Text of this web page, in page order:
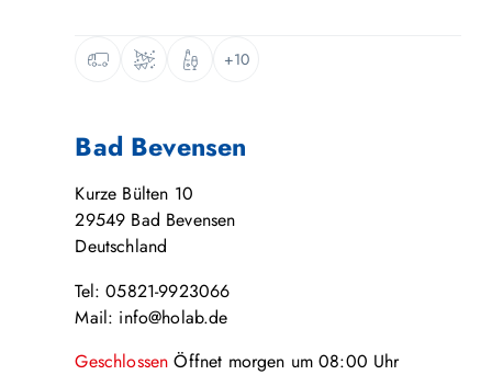
+10
Bad Bevensen
Kurze Bülten 10
29549 Bad Bevensen
Deutschland
Tel: 05821-9923066
Mail: info@holab.de
GeschlossenÖffnet morgen um08:00 Uhr